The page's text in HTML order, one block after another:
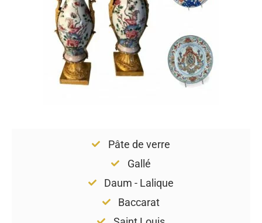
Pâte de verre
Gallé
Daum - Lalique
Baccarat